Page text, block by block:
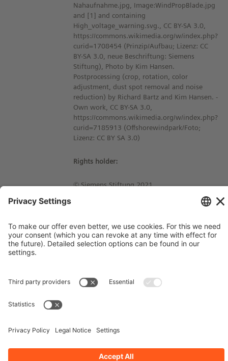
Nahaufnahme.jpg, Image:WindPropBlade.jpg
and [1] and containing
High_voltage_warning.svg., CC BY-SA 3.0,
https://commons.wikimedia.org/w/index.php?
curid=1708454 (Prinzip/Aufbau; Lizenz: CC
BY-SA 3.0, neue Beschriftung: Siemens
Stiftung), Photo by Kim Hansen.
Postprocessing (crop, rotation, color
adjustment, dust spot removal and noise
reduction) by Richard Bartz and Kim Hansen. -
Own work, CC BY-SA 3.0,
https://commons.wikimedia.org/w/index.php?
curid=7185913 (Offshorewindpark/Foto;
Lizenz: CC BY SA 3.0)
Rights holder:
© Siemens Stiftung 2021
Imprint
Stay up-to-date!